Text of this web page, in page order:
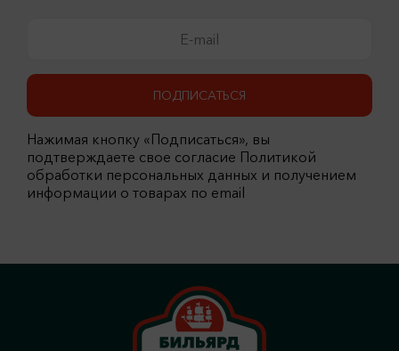
ПОДПИСАТЬСЯ
Нажимая кнопку «Подписаться», вы
подтверждаете свое согласие Политикой
обработки персональных данных и получением
информации о товарах по email